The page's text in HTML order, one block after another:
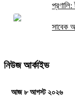
প্রণালি:
সাবেক
নিউজ আর্কাইভ
আজ ৮ আগস্ট ২০২৬